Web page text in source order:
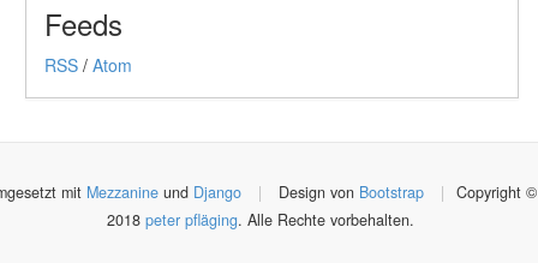
Feeds
RSS / Atom
mit Mezzanineund Django | Design von Bootstrap |
Copyright ©
2018 peter pfläging. Alle Rechte vorbehalten.